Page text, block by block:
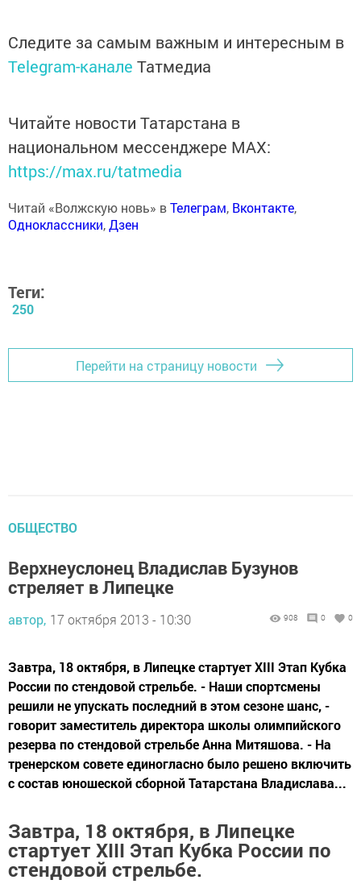
Следите за самым важным и интересным в
Telegram-канале Татмедиа
Читайте новости Татарстана в
национальном мессенджере MАХ:
https://max.ru/tatmedia
Читай «Волжскую новь» вТелеграм, Вконтакте,
Одноклассники,Дзен
Теги:
250
Перейти на страницу новости
ОБЩЕСТВО
Верхнеуслонец Владислав Бузунов
стреляет в Липецке
автор, 17 октября 2013 - 10:30 908 0 0
Завтра, 18 октября, в Липецке стартует XIII Этап Кубка
России по стендовой стрельбе. - Наши спортсмены
решили не упускать последний в этом сезоне шанс, -
говорит заместитель директора школы олимпийского
резерва по стендовой стрельбе Анна Митяшова. - На
тренерском совете единогласно было решено включить
с состав юношеской сборной Татарстана Владислава...
Завтра, 18 октября, в Липецке
стартует XIII Этап Кубка России по
стендовой стрельбе.